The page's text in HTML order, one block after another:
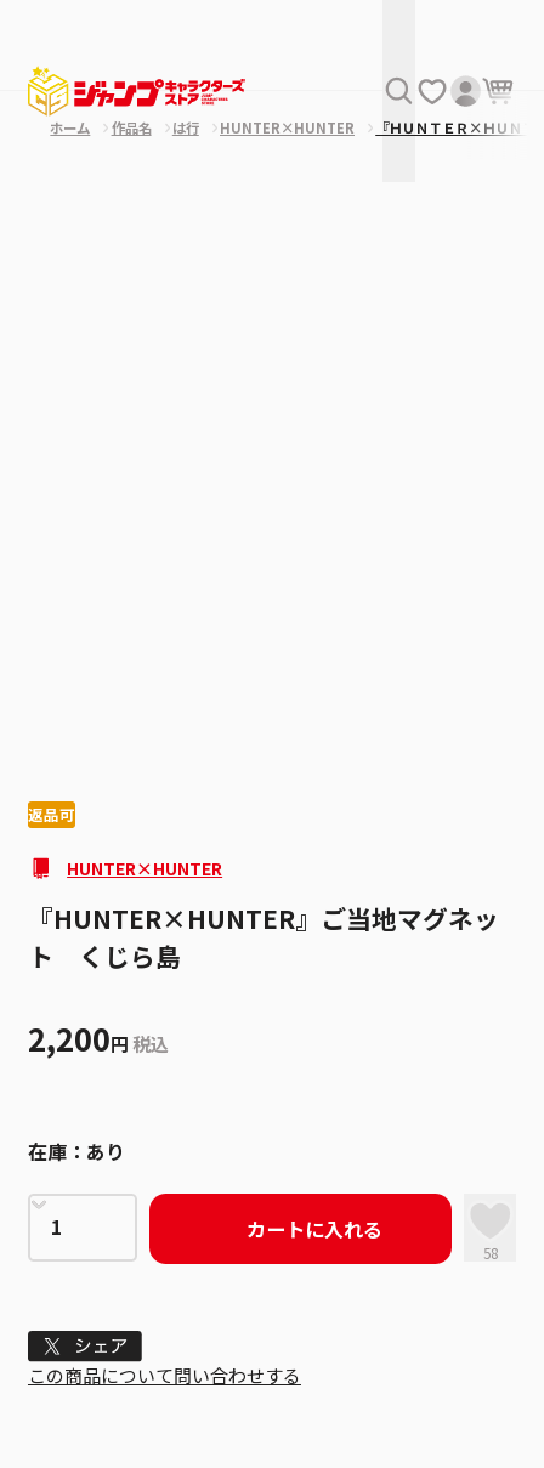
ホーム 作品名 は行 HUNTER×HUNTER 『ＨＵＮＴＥＲ×ＨＵＮ
返品可
HUNTER×HUNTER
『HUNTER×HUNTER』ご当地マグネッ
ト くじら島
2,200円 税込
在庫： あり
カートに入れる
58
Tweet
この商品について問い合わせする